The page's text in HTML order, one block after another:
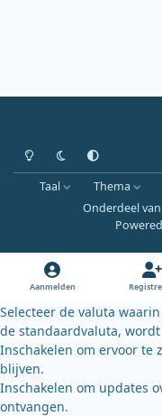
Heldere modus
Donkere modus
Systeemvoorkeur
Taal Thema
Onderdeel
Aanmelden
Selecteer de valuta
de standaardvaluta,
Inschakelen om ervoor te
blijven.
Inschakelen om updates
ontvangen.